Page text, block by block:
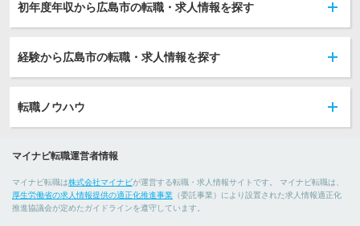
初年度年収から広島市の転職・求人情報を探す
経験から広島市の転職・求人情報を探す
転職ノウハウ
マイナビ転職運営者情報
マイナビ転職は株式会社マイナビが運営する転職・求人情報サイトです。 マイナビ転職は、
厚生労働省の求人情報提供の適正化推進事業 （委託事業）により設置された求人情報適正化
推進協議会が定めたガイドラインを遵守しています。